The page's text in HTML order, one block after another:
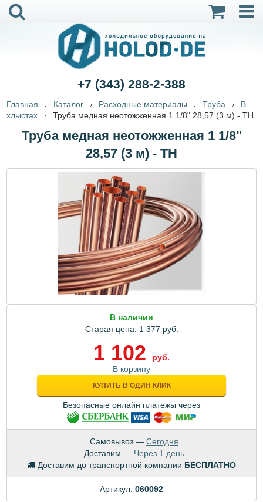
+7 (343) 288-2-388
Главная Каталог Расходные материалы Труба
В
хлыстах
Труба медная неотожженная 1 1/8" 28,57 (3 м) - ТН
Труба медная неотожженная 1 1/8"
28,57 (3 м) - ТН
В наличии
Старая цена:1 377 руб.
1 102
руб.
В корзину
КУПИТЬ В ОДИН КЛИК
Безопасные онлайн платежы через
Самовывоз — Сегодня
Доставим — Через 1 день
Доставим до транспортной компании БЕСПЛАТНО
Артикул: 060092